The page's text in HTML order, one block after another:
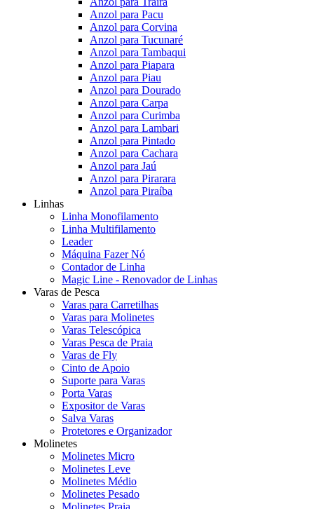
Anzol para Pacu
Anzol para Corvina
Anzol para Tucunaré
Anzol para Tambaqui
Anzol para Piapara
Anzol para Piau
Anzol para Dourado
Anzol para Carpa
Anzol para Curimba
Anzol para Lambari
Anzol para Pintado
Anzol para Cachara
Anzol para Jaú
Anzol para Pirarara
Anzol para Piraíba
Linhas
Linha Monofilamento
Linha Multifilamento
Leader
Máquina Fazer Nó
Contador de Linha
Magic Line - Renovador de Linhas
Varas de Pesca
Varas para Carretilhas
Varas para Molinetes
Varas Telescópica
Varas Pesca de Praia
Varas de Fly
Cinto de Apoio
Suporte para Varas
Porta Varas
Expositor de Varas
Salva Varas
Protetores e Organizador
Molinetes
Molinetes Micro
Molinetes Leve
Molinetes Médio
Molinetes Pesado
Molinetes Praia